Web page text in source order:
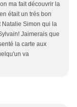
ma fait découvrir la
était un trés bon
Natalie Simon qui la
Jaimerais que
la carte aux
va